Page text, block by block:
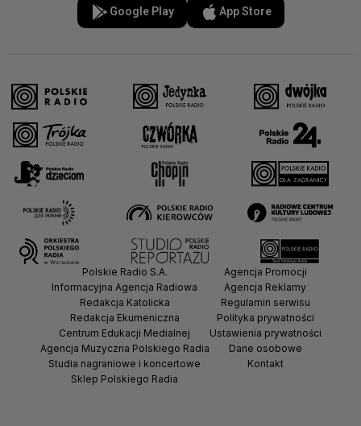
Google Play App Store
Polskie Radio S.A.
Informacyjna Agencja Radiowa
Redakcja Katolicka
Redakcja Ekumeniczna
Centrum Edukacji Medialnej
Agencja Muzyczna Polskiego Radia
Studia nagraniowe i koncertowe
Sklep Polskiego Radia
Agencja Promocji
Agencja Reklamy
Regulamin serwisu
Polityka prywatności
Ustawienia prywatności
Dane osobowe
Kontakt